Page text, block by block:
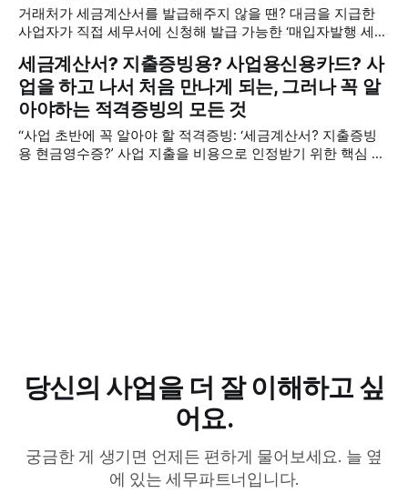
거래처가 세금계산서를 발급해주지 않을 땐? 대금을 지급한
사업자가 직접 세무서에 신청해 발급 가능한 ‘매입자발행 세금
세요.
세금계산서? 지출증빙용? 사업용신용카드? 사
업을 하고 나서 처음 만나게 되는, 그러나 꼭 알
아야하는 적격증빙의 모든 것
“사업 초반에 꼭 알아야 할 적격증빙: ‘세금계산서? 지출증빙
용 현금영수증?’ 사업 지출을 비용으로 인정받기 위한 핵심 서
당신의 사업을 더 잘 이해하고 싶
어요.
궁금한 게 생기면 언제든 편하게 물어보세요. 늘 옆
에 있는 세무파트너입니다.